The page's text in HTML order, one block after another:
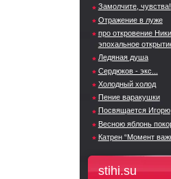
Замолчите, чувства!
Отражение в луже
про откровение
эпохальное
Ледяная душа
Сердюков - экс...
Холодный холод
Пение варакушки
Посвящается Игорю
Весною яблонь
Катрен “Момент
stihi.su